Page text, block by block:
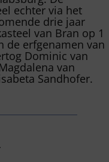
echter via het
drie jaar
van Bran op 1
de erfgenamen van
Dominic van
van
Sandhofer.